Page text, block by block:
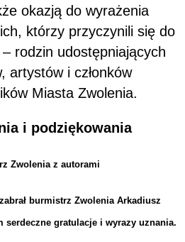
okazją do wyrażenia
którzy przyczynili się do
rodzin udostępniających
artystów i członków
Miasta Zwolenia.
i podziękowania
burmistrz Zwolenia Arkadiusz
serdeczne gratulacje i wyrazy uznania.